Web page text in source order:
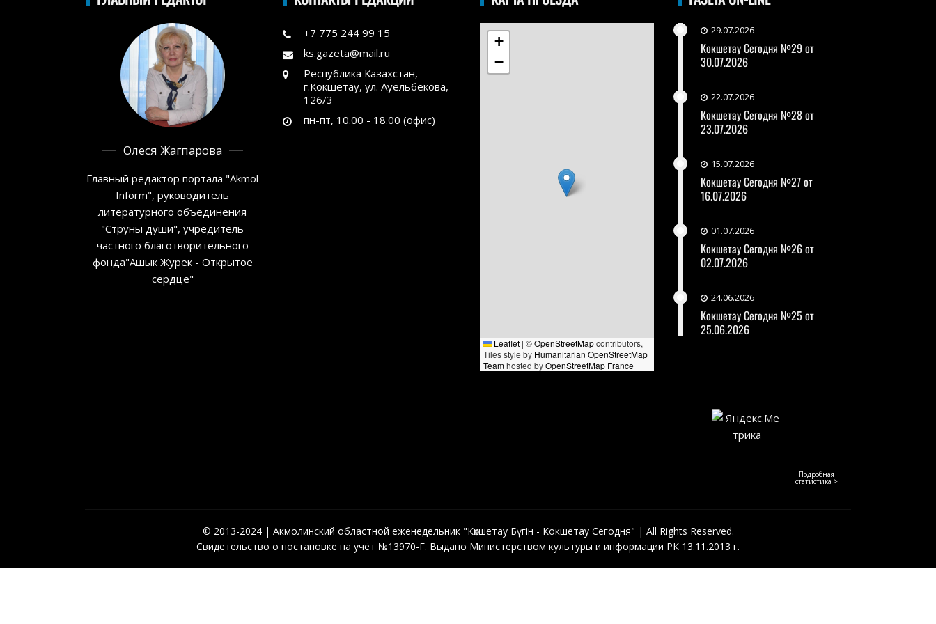
Олеся Жагпарова
Главный редактор портала "Akmol
Inform", руководитель
литературного объединения
"Струны души", учредитель
частного благотворительного
фонда"Ашык Журек - Открытое
сердце"
+7 775 244 99 15
ks.gazeta@mail.ru
Республика Казахстан,
г.Кокшетау, ул. Ауельбекова,
126/3
пн-пт, 10.00 - 18.00 (офис)
+
−
Leaflet | ©OpenStreetMapcontributors,
Tiles style by Humanitarian OpenStreetMap
Teamhosted byOpenStreetMap France
29.07.2026
Кокшетау Сегодня №29 от
30.07.2026
22.07.2026
Кокшетау Сегодня №28 от
23.07.2026
15.07.2026
Кокшетау Сегодня №27 от
16.07.2026
01.07.2026
Кокшетау Сегодня №26 от
02.07.2026
24.06.2026
Кокшетау Сегодня №25 от
25.06.2026
Подробная
статистика >
© 2013-2024 | Акмолинский областной еженедельник "Көкшетау Бүгін - Кокшетау Сегодня" | All Rights Reserved.
Свидетельство о постановке на учёт №13970-Г. Выдано Министерством культуры и информации РК 13.11.2013 г.